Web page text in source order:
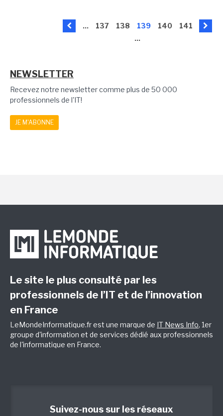
... 137 138 139 140
141
...
NEWSLETTER
Recevez notre newsletter comme plus de 50 000
professionnels de l'IT!
JE M'ABONNE
Le site le plus consulté par les
professionnels de l’IT et de l’innovation
en France
LeMondeInformatique.fr est une marque de IT News Info, 1er
groupe d'information et de services dédié aux professionnels
de l'informatique en France.
Suivez-nous sur les réseaux